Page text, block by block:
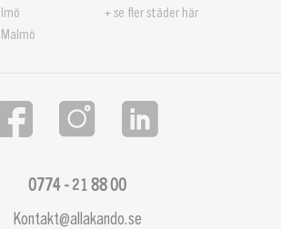
+ se fler städer här
Kontakt@allakando.se
0774 - 21 88 00